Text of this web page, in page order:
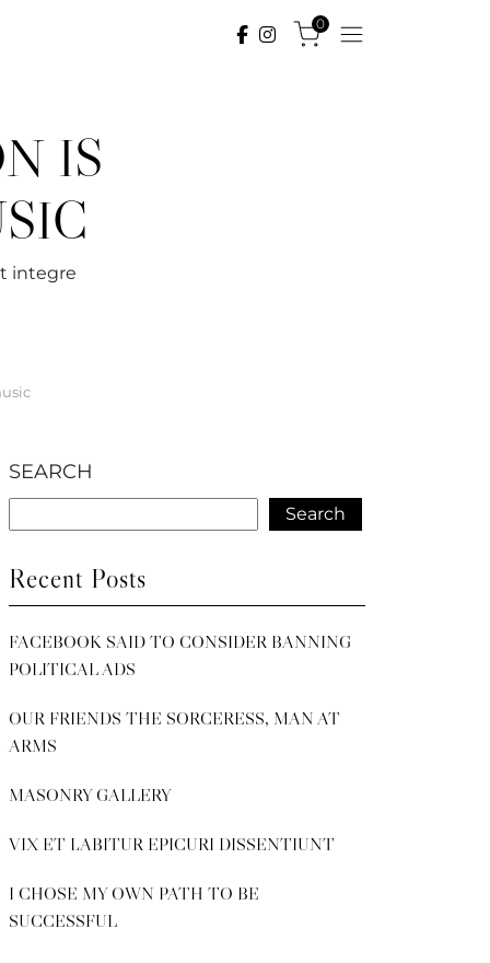
0
IS
integre
SEARCH
Search
Recent Posts
FACEBOOK SAID TO CONSIDER BANNING
POLITICAL ADS
OUR FRIENDS THE SORCERESS, MAN AT
ARMS
MASONRY GALLERY
VIX ET LABITUR EPICURI DISSENTIUNT
I CHOSE MY OWN PATH TO BE
SUCCESSFUL